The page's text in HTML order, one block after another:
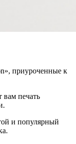
приуроченные к
вам печать
и популярный